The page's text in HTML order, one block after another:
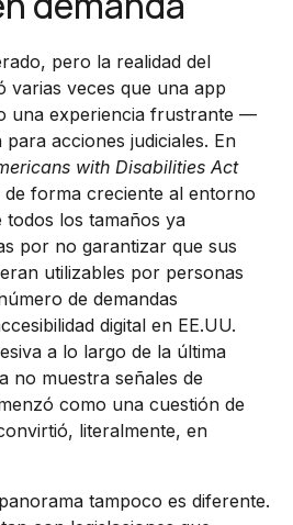
pero la realidad del
varias veces que una app
una experiencia frustrante —
acciones judiciales. En
with Disabilities Act
de forma creciente al entorno
todos los tamaños ya
por no garantizar que sus
utilizables por personas
de demandas
digital en EE.UU.
a lo largo de la última
no muestra señales de
como una cuestión de
literalmente, en
tampoco es diferente.